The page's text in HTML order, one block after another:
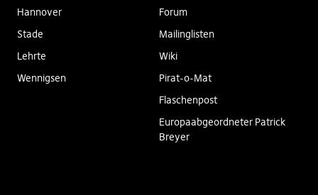
Hannover
Stade
Lehrte
Wennigsen
Forum
Mailinglisten
Wiki
Pirat-o-Mat
Flaschenpost
Europaabgeordneter Patrick
Breyer